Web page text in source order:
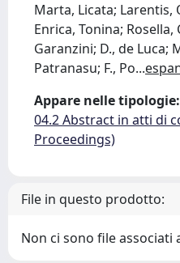
Marta, Licata; Larentis,
Enrica, Tonina;
Garanzini; D., de Luca;
Patranasu; F., Po...
Appare nelle tipologie:
04.2 Abstract in atti di
Proceedings)
File in questo prodotto:
Non ci sono file